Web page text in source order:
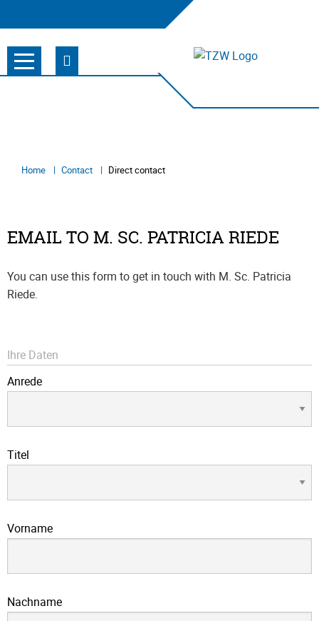
Home Contact Direct contact
EMAIL TO M. SC. PATRICIA RIEDE
You can use this form to get in touch with M. Sc. Patricia
Riede.
Ihre Daten
Anrede
Titel
Vorname
Nachname